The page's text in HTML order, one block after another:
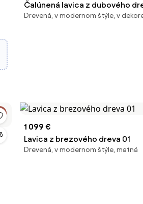
Čalúnená lavica z dubového
Chandler
Drevená, v modernom štýle, v
1 099 €
Lavica z brezového dreva 01
Drevená, v modernom štýle, matná